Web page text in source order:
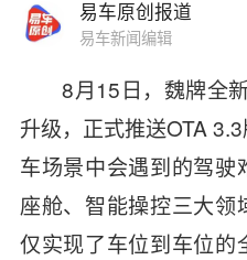
易车原创报道
易车新闻编辑
8月15日，魏牌全
升级，正式推送OTA
车场景中会遇到的驾
座舱、智能操控三大领
仅实现了车位到车位的